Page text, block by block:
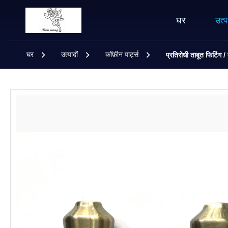
घर
घर उत्पादों कॉफ़ीन पार्ट्स प्रतिरोधी ताबूत